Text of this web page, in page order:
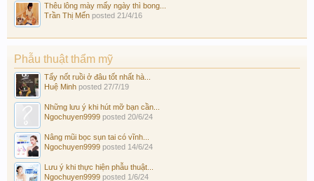
Thêu lông mày mấy ngày thì bong...
Trần Thị Mến posted 21/4/16
Phẫu thuật thẩm mỹ
Tẩy nốt ruồi ở đâu tốt nhất hà...
Huệ Minh posted 27/7/19
Những lưu ý khi hút mỡ bạn cần...
Ngochuyen9999 posted 20/6/24
Nâng mũi bọc sụn tai có vĩnh...
Ngochuyen9999 posted 14/6/24
Lưu ý khi thực hiện phẫu thuật...
Ngochuyen9999 posted 1/6/24